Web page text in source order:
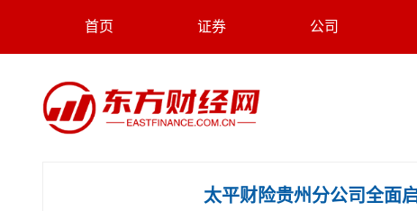
首页 证券 公司
太平财险贵州分公司全面